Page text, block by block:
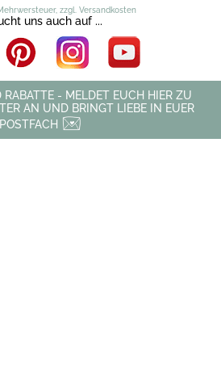
zzgl. Versandkosten
uns auch auf ...
- MELDET EUCH HIER ZU
AN UND BRINGT LIEBE IN EUER
POSTFACH